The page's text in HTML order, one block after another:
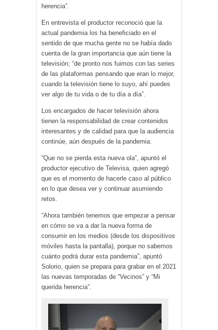
herencia”.
En entrevista el productor reconoció que la
actual pandemia los ha beneficiado en el
sentido de que mucha gente no se había dado
cuenta de la gran importancia que aún tiene la
televisión; “de pronto nos fuimos con las series
de las plataformas pensando que eran lo mejor,
cuando la televisión tiene lo suyo, ahí puedes
ver algo de tu vida o de tu día a día”.
Los encargados de hacer televisión ahora
tienen la responsabilidad de crear contenidos
interesantes y de calidad para que la audiencia
continúe, aún después de la pandemia.
“Que no se pierda esta nueva ola”, apuntó el
productor ejecutivo de Televisa, quien agregó
que es el momento de hacerle caso al público
en lo que desea ver y continuar asumiendo
retos.
“Ahora también tenemos que empezar a pensar
en cómo se va a dar la nueva forma de
consumir en los medios (desde los dispositivos
móviles hasta la pantalla), porque no sabemos
cuánto podrá durar esta pandemia”, apuntó
Solorio, quien se prepara para grabar en el 2021
las nuevas temporadas de “Vecinos” y “Mi
querida herencia”.